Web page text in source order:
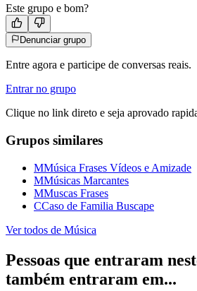
Este grupo e bom?
Denunciar grupo
Entre agora e participe de conversas reais.
Entrar no grupo
Clique no link direto e seja aprovado
Grupos similares
MMúsica Frases Vídeos e Amizade
MMúsicas Marcantes
MMuscas Frases
CCaso de Familia Buscape
Ver todos de Música
Pessoas que entraram
também entraram em...